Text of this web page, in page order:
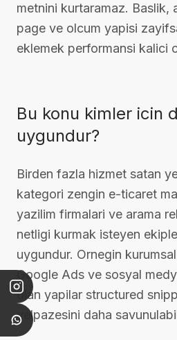
metnini kurtaramaz. Baslik,
page ve olcum yapisi
eklemek performansi kalici
Bu konu kimler icin
uygundur?
Birden fazla hizmet satan
kategori zengin e-ticaret
yazilim firmalari ve arama
netligi kurmak isteyen
uygundur. Ornegin
Google Ads ve sosyal
olan yapilar structured
yelpazesini daha